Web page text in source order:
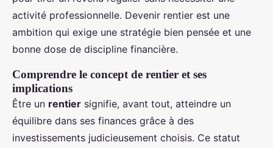
activité professionnelle. Devenir rentier est une
ambition qui exige une stratégie bien pensée et une
bonne dose de discipline financière.
Comprendre le concept de rentier et ses
implications
Être un rentier signifie, avant tout, atteindre un
équilibre dans ses finances grâce à des
investissements judicieusement choisis. Ce statut